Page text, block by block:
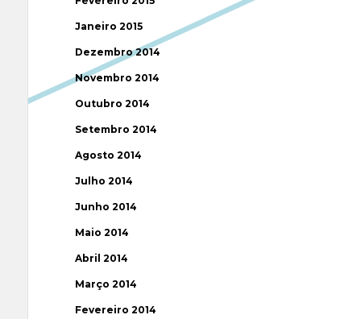
Janeiro 2015
Dezembro 2014
Novembro 2014
Outubro 2014
Setembro 2014
Agosto 2014
Julho 2014
Junho 2014
Maio 2014
Abril 2014
Março 2014
Fevereiro 2014